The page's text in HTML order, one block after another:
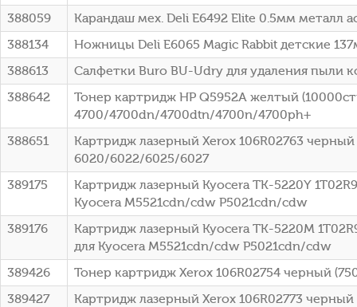
388059
Карандаш мех. Deli E6492 Elite 0.5мм металл
388134
Ножницы Deli E6065 Magic Rabbit детские
388613
Салфетки Buro BU-Udry для удаления пыли
388642
Тонер картридж HP Q5952A желтый
4700/4700dn/4700dtn/4700n/4700ph+
388651
Картридж лазерный Xerox 106R02763 черный
6020/6022/6025/6027
389175
Картридж лазерный Kyocera TK-5220Y
Kyocera M5521cdn/cdw P5021cdn/cdw
389176
Картридж лазерный Kyocera TK-5220M
для Kyocera M5521cdn/cdw P5021cdn/cdw
389426
Тонер картридж Xerox 106R02754 черный
389427
Картридж лазерный Xerox 106R02773 черный